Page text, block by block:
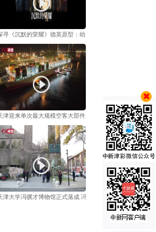
机在天津交付
寻《沉默的荣耀》德英原型：幼儿头部中弹 一家三口携密
修复
津迎来单次最大规模空客大部件入境
科学交叉人才培养应对全球挑战
津大学冯骥才博物馆正式落成 冯骥才：这是“比梦想更美丽